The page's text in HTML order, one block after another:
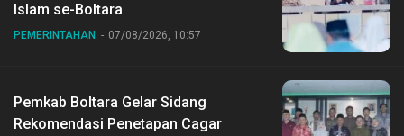
Islam se-Boltara
PEMERINTAHAN 07/08/2026, 10:57
Pemkab Boltara Gelar Sidang
Rekomendasi Penetapan Cagar